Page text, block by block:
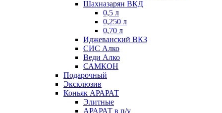
Шахназарян ВКД
0,5 л
0,250 л
0,70 л
Иджеванский ВКЗ
СИС Алко
Веди Алко
САМКОН
Подарочный
Эксклюзив
Коньяк АРАРАТ
Элитные
АРАРАТ в п/у